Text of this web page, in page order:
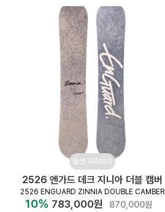
옵션 미리보기
2526 엔가드 데크 지니아 더블 캠버
2526 ENGUARD ZINNIA DOUBLE CAMBER
10% 783,000원 870,000원